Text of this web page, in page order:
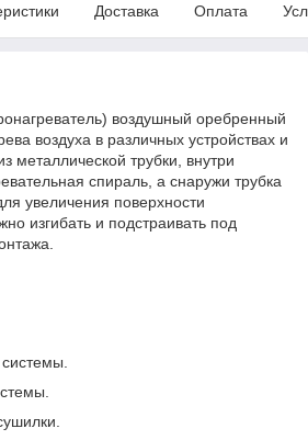
Доставка Оплата
воздушный оребренный
воздуха в различных устройствах и
металлической трубки, внутри
спираль, а снаружи трубка
увеличения поверхности
изгибать и подстраивать под